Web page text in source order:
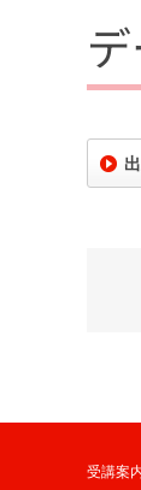
受講案